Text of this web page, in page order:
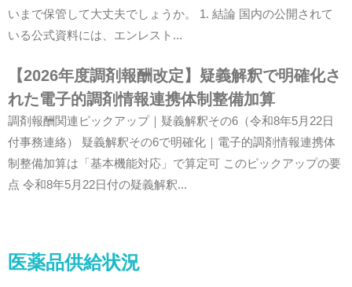
いまで保管して大丈夫でしょうか。 1. 結論 国内の公開されて
いる公式資料には、エンレスト...
【2026年度調剤報酬改定】疑義解釈で明確化さ
れた電子的調剤情報連携体制整備加算
調剤報酬関連ピックアップ｜疑義解釈その6（令和8年5月22日
付事務連絡） 疑義解釈その6で明確化｜電子的調剤情報連携体
制整備加算は「基本機能対応」で算定可 このピックアップの要
点 令和8年5月22日付の疑義解釈...
医薬品供給状況